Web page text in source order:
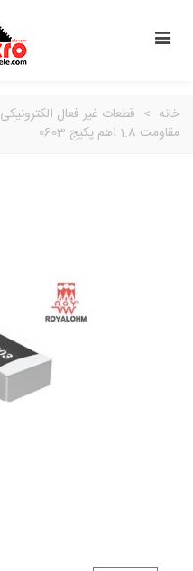
خانه > قطعات غیر فعال الکترونیکی
مقاومت 1.8 اهم پکیج 0603